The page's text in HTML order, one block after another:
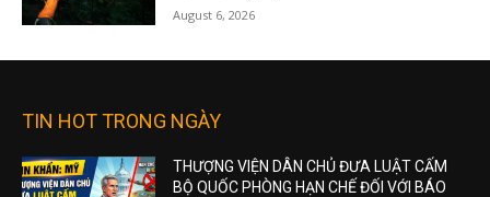
August 6, 2026
TIN HOT TRONG NGÀY
THƯỢNG VIỆN DÂN CHỦ ĐƯA LUẬT CẤM
BỘ QUỐC PHÒNG HẠN CHẾ ĐỐI VỚI BÁO